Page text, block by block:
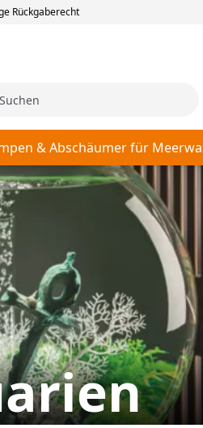
Rückgaberecht
& Abschäumer für